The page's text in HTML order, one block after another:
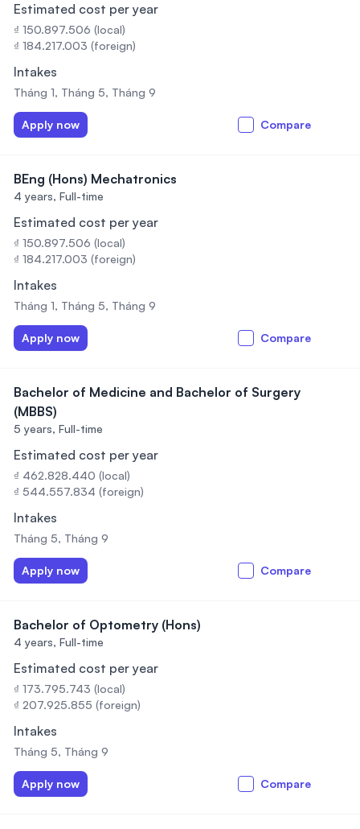
Estimated cost per year
₫ 150.897.506 (local)
₫ 184.217.003 (foreign)
Intakes
Tháng 1, Tháng 5, Tháng 9
Apply now Compare
BEng (Hons) Mechatronics
4 years, Full-time
Estimated cost per year
₫ 150.897.506 (local)
₫ 184.217.003 (foreign)
Intakes
Tháng 1, Tháng 5, Tháng 9
Apply now Compare
Bachelor of Medicine and Bachelor of Surgery
(MBBS)
5 years, Full-time
Estimated cost per year
₫ 462.828.440 (local)
₫ 544.557.834 (foreign)
Intakes
Tháng 5, Tháng 9
Apply now Compare
Bachelor of Optometry (Hons)
4 years, Full-time
Estimated cost per year
₫ 173.795.743 (local)
₫ 207.925.855 (foreign)
Intakes
Tháng 5, Tháng 9
Apply now Compare